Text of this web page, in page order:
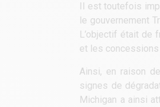
Il est toutefois
le gouvernement
L’objectif était de
et les concessions
Ainsi, en raison
signes de
Michigan a ainsi